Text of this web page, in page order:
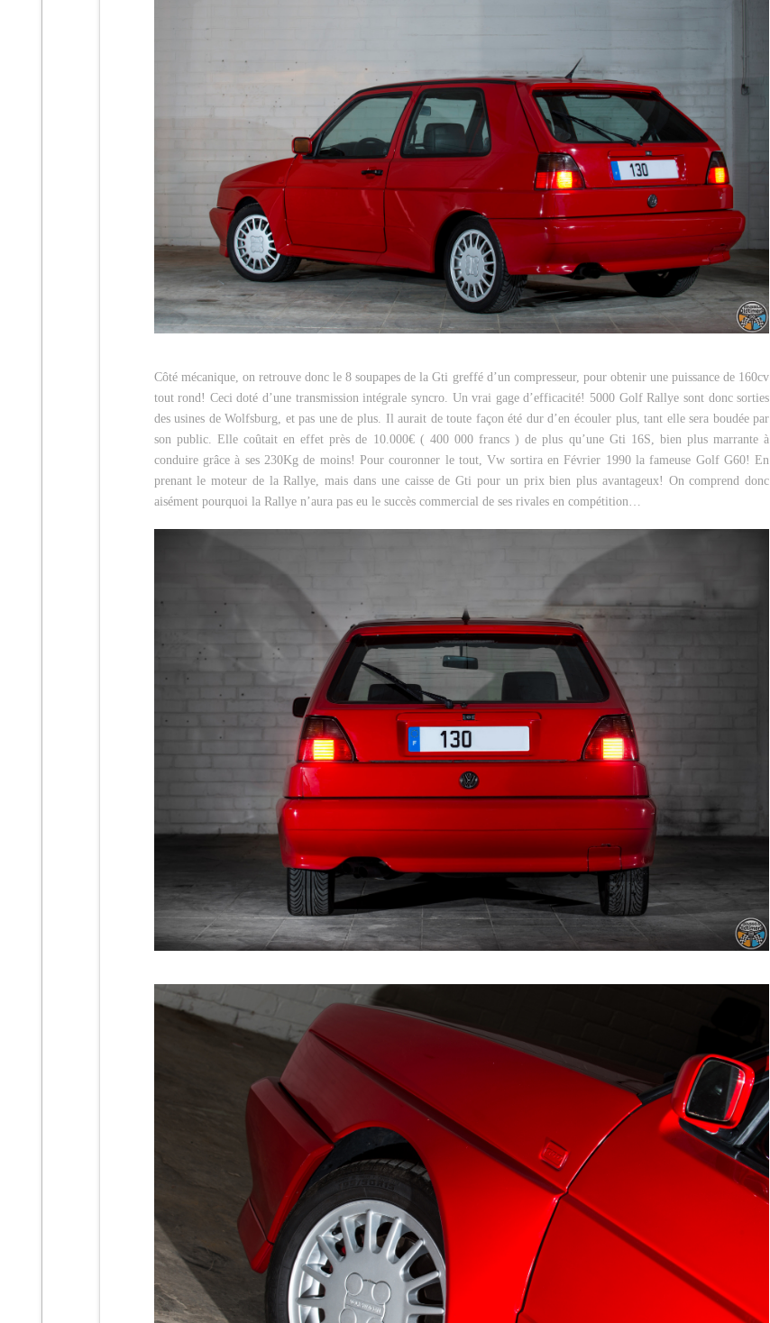
Côté mécanique, on retrouve donc le 8 soupapes de la Gti greffé d’un compresseur, pour obtenir une puissance de 160cv
tout rond! Ceci doté d’une transmission intégrale syncro. Un vrai gage d’efficacité! 5000 Golf Rallye sont donc sorties
des usines de Wolfsburg, et pas une de plus. Il aurait de toute façon été dur d’en écouler plus, tant elle sera boudée par
son public. Elle coûtait en effet près de 10.000€ ( 400 000 francs ) de plus qu’une Gti 16S, bien plus marrante à
conduire grâce à ses 230Kg de moins! Pour couronner le tout, Vw sortira en Février 1990 la fameuse Golf G60! En
prenant le moteur de la Rallye, mais dans une caisse de Gti pour un prix bien plus avantageux! On comprend donc
aisément pourquoi la Rallye n’aura pas eu le succès commercial de ses rivales en compétition…